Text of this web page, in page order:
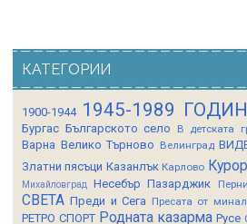
КАТЕГОРИИ
1900-1944 1945-1989
Бургас Българското село В детската
Варна Велико Търново Велинград
Златни пясъци Казанлък Карлово
Михайловград Несебър Пазарджик
СВЕТА Преди и Сега Пресата от
РЕТРО СПОРТ Родната казарма Русе